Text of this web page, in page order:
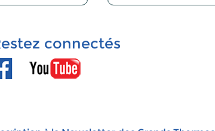
connectés